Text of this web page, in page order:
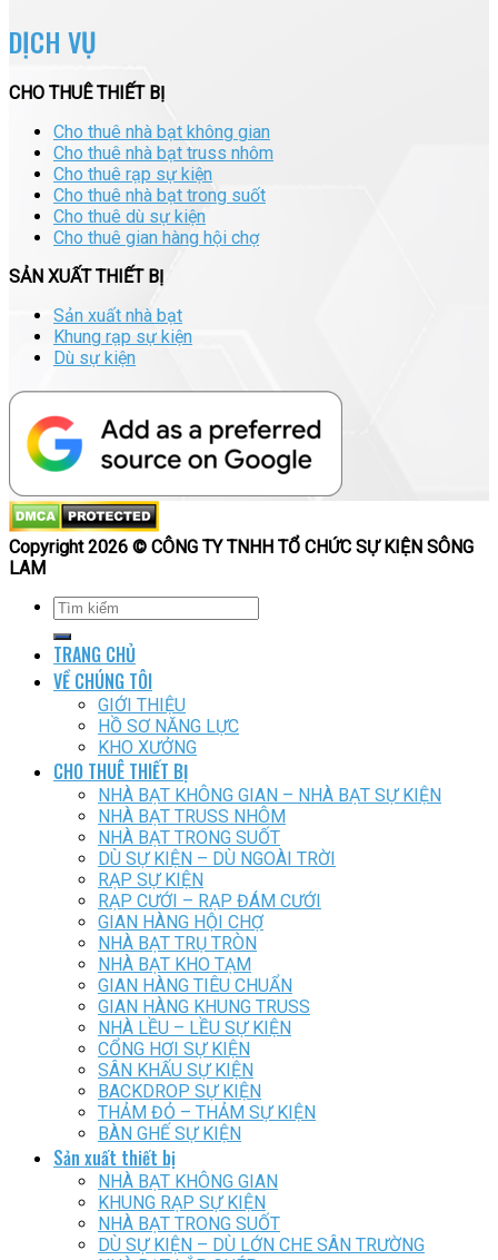
DỊCH VỤ
CHO THUÊ THIẾT BỊ
Cho thuê nhà bạt không gian
Cho thuê nhà bạt truss nhôm
Cho thuê rạp sự kiện
Cho thuê nhà bạt trong suốt
Cho thuê dù sự kiện
Cho thuê gian hàng hội chợ
SẢN XUẤT THIẾT BỊ
Sản xuất nhà bạt
Khung rạp sự kiện
Dù sự kiện
Copyright 2026 © CÔNG TY TNHH TỔ CHỨC SỰ KIỆN SÔNG
LAM
TRANG CHỦ
VỀ CHÚNG TÔI
GIỚI THIỆU
HỒ SƠ NĂNG LỰC
KHO XƯỞNG
CHO THUÊ THIẾT BỊ
NHÀ BẠT KHÔNG GIAN – NHÀ BẠT SỰ KIỆN
NHÀ BẠT TRUSS NHÔM
NHÀ BẠT TRONG SUỐT
DÙ SỰ KIỆN – DÙ NGOÀI TRỜI
RẠP SỰ KIỆN
RẠP CƯỚI – RẠP ĐÁM CƯỚI
GIAN HÀNG HỘI CHỢ
NHÀ BẠT TRỤ TRÒN
NHÀ BẠT KHO TẠM
GIAN HÀNG TIÊU CHUẨN
GIAN HÀNG KHUNG TRUSS
NHÀ LỀU – LỀU SỰ KIỆN
CỔNG HƠI SỰ KIỆN
SÂN KHẤU SỰ KIỆN
BACKDROP SỰ KIỆN
THẢM ĐỎ – THẢM SỰ KIỆN
BÀN GHẾ SỰ KIỆN
Sản xuất thiết bị
NHÀ BẠT KHÔNG GIAN
KHUNG RẠP SỰ KIỆN
NHÀ BẠT TRONG SUỐT
DÙ SỰ KIỆN – DÙ LỚN CHE SÂN TRƯỜNG